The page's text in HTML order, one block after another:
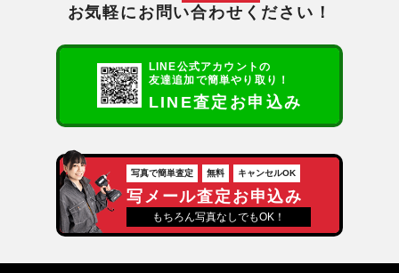
お気軽にお問い合わせください！
LINE公式アカウントの
友達追加で簡単やり取り！
LINE査定お申込み
写真で簡単査定 無料 キャンセルOK
写メール査定お申込み
もちろん写真なしでもOK！